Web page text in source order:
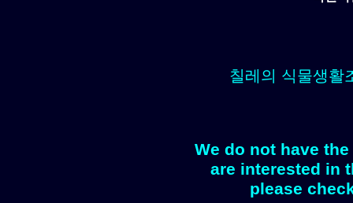
칠레의 식물생활
We do not have
are interested in
please